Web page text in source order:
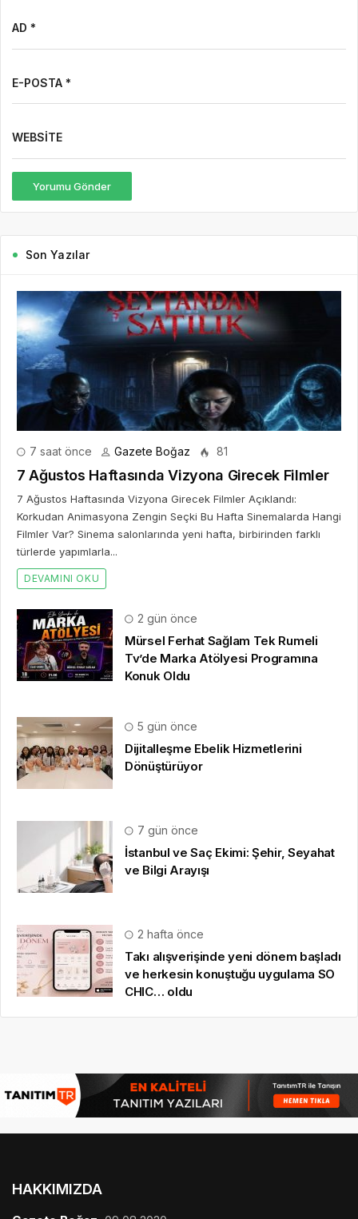
AD *
E-POSTA *
WEBSITE
Yorumu Gönder
Son Yazılar
7 saat önce Gazete Boğaz 81
7 Ağustos Haftasında Vizyona Girecek Filmler
7 Ağustos Haftasında Vizyona Girecek Filmler Açıklandı:
Korkudan Animasyona Zengin Seçki Bu Hafta Sinemalarda Hangi
Filmler Var? Sinema salonlarında yeni hafta, birbirinden farklı
türlerde yapımlarla...
DEVAMINI OKU
2 gün önce
Mürsel Ferhat Sağlam Tek Rumeli
Tv’de Marka Atölyesi Programına
Konuk Oldu
5 gün önce
Dijitalleşme Ebelik Hizmetlerini
Dönüştürüyor
7 gün önce
İstanbul ve Saç Ekimi: Şehir, Seyahat
ve Bilgi Arayışı
2 hafta önce
Takı alışverişinde yeni dönem başladı
ve herkesin konuştuğu uygulama SO
CHIC… oldu
HAKKIMIZDA